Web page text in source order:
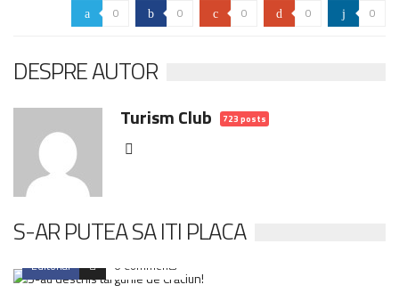
a 0 b 0 c 0 d 0 j 0
DESPRE AUTOR
Turism Club 723 posts
S-AR PUTEA SA ITI PLACA
Editorial 0 Comments